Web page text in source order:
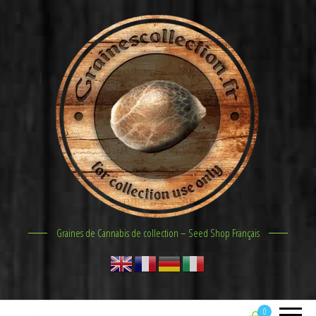
Graines de Cannabis de collection – Seed Shop Français
0